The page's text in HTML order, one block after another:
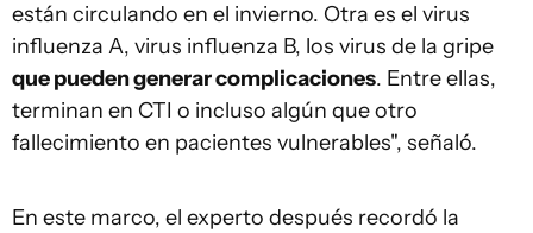
están circulando en el invierno. Otra es el virus
influenza A, virus influenza B, los virus de la gripe
que pueden generar complicaciones. Entre ellas,
terminan en CTI o incluso algún que otro
fallecimiento en pacientes vulnerables", señaló.
En este marco, el experto después recordó la